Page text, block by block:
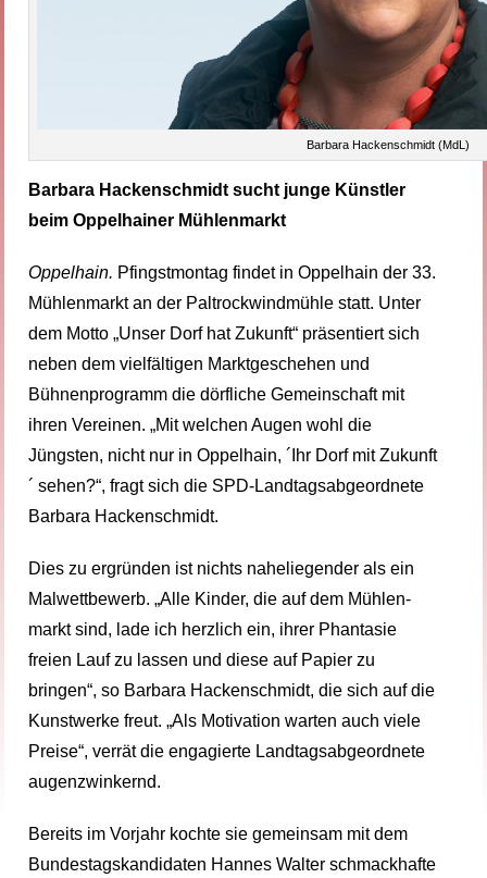
Barbara Hackenschmidt (MdL)
Barbara Hackenschmidt sucht junge Künstler
beim Oppelhainer Mühlenmarkt
Oppelhain. Pfingstmontag findet in Oppelhain der 33.
Mühlenmarkt an der Paltrockwindmühle statt. Unter
dem Motto „Unser Dorf hat Zukunft“ präsentiert sich
neben dem vielfältigen Marktgeschehen und
Bühnenprogramm die dörfliche Gemeinschaft mit
ihren Vereinen. „Mit welchen Augen wohl die
Jüngsten, nicht nur in Oppelhain, ´Ihr Dorf mit Zukunft
´ sehen?“, fragt sich die SPD-Landtagsabgeordnete
Barbara Hackenschmidt.
Dies zu ergründen ist nichts naheliegender als ein
Malwettbewerb. „Alle Kinder, die auf dem Mühlen-
markt sind, lade ich herzlich ein, ihrer Phantasie
freien Lauf zu lassen und diese auf Papier zu
bringen“, so Barbara Hackenschmidt, die sich auf die
Kunstwerke freut. „Als Motivation warten auch viele
Preise“, verrät die engagierte Landtagsabgeordnete
augenzwinkernd.
Bereits im Vorjahr kochte sie gemeinsam mit dem
Bundestagskandidaten Hannes Walter schmackhafte